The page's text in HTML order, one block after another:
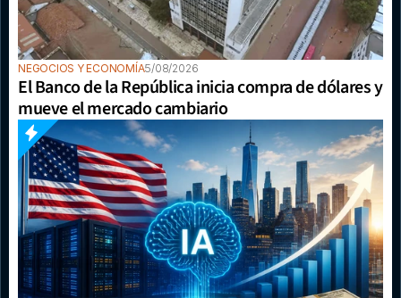
NEGOCIOS Y ECONOMÍA5/08/2026
El Banco de la República inicia compra de dólares y
mueve el mercado cambiario